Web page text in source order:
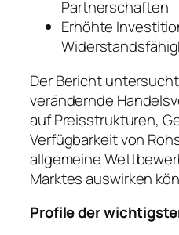
Partnerschaften
Erhöhte
Der Bericht
verändernde
auf Preisstrukturen,
Verfügbarkeit von
allgemeine
Marktes auswirken
Profile der